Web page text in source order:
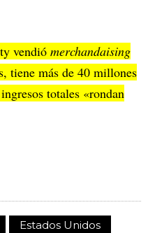
vendió merchandaising
tiene más de 40 millones
totales «rondan
Estados Unidos